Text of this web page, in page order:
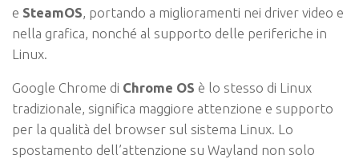
e SteamOS , portando a miglioramenti nei driver video e
nella grafica, nonché al supporto delle periferiche in
Linux.
Google Chrome di Chrome OS è lo stesso di Linux
tradizionale, significa maggiore attenzione e supporto
per la qualità del browser sul sistema Linux. Lo
spostamento dell’attenzione su Wayland non solo